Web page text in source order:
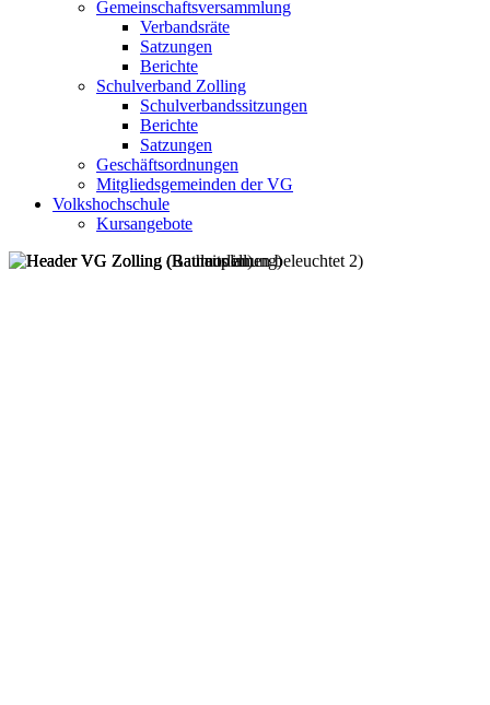
Gemeinschaftsversammlung
Verbandsräte
Satzungen
Berichte
Schulverband Zolling
Schulverbandssitzungen
Berichte
Satzungen
Geschäftsordnungen
Mitgliedsgemeinden der VG
Volkshochschule
Kursangebote